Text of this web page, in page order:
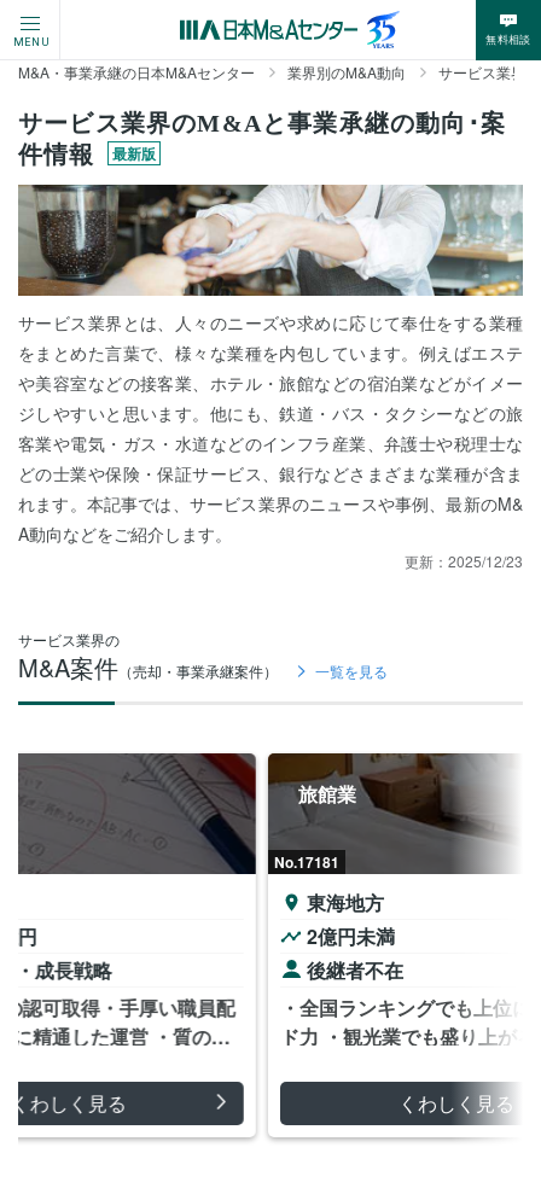
MENU 無料相談
M&A・事業承継の日本M&Aセンター 業界別のM&A動向 サービス業界
サービス業界のM&Aと事業承継の動向･案
件情報
最新版
サービス業界とは、人々のニーズや求めに応じて奉仕をする業種
をまとめた言葉で、様々な業種を内包しています。例えばエステ
や美容室などの接客業、ホテル・旅館などの宿泊業などがイメー
ジしやすいと思います。他にも、鉄道・バス・タクシーなどの旅
客業や電気・ガス・水道などのインフラ産業、弁護士や税理士な
どの士業や保険・保証サービス、銀行などさまざまな業種が含ま
れます。本記事では、サービス業界のニュースや事例、最新のM&
A動向などをご紹介します。
更新： 2025/12/23
サービス業界の
M&A案件 （売却・事業承継案件） 一覧を見る
後継者不在
・全国ランキングでも上位に入るブラン
ド力 ・観光業でも盛り上がる地域にあ
くわしく見る
国内外バ
を中心と
・企業向け
国内と海外